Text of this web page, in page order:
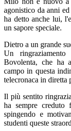
agonistico da anni
ha detto anche lui,
un sapore speciale.
Dietro a un grande
Un
Bovolenta, che ha
campo in questa
telecronaca in diretta
Il più sentito
ha sempre creduto
spingendo e
studenti queste